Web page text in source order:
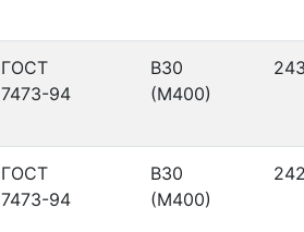
ГОСТ
7473-94
В30
(М400)
ГОСТ
7473-94
В30
(М400)